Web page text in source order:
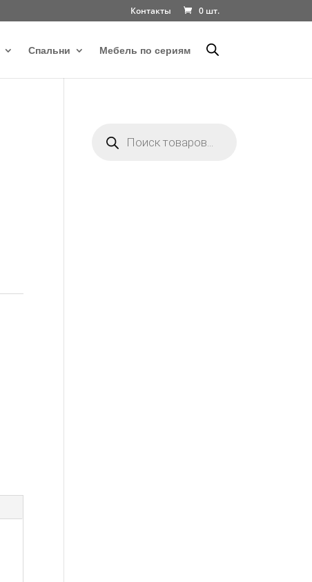
Контакты 0 шт.
Спальни Мебель по сериям
товаров